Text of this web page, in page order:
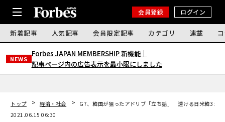
会員登録 ログイン
新着記事 人気記事 会員限定記事 カテゴリ 連載
NEWS
Forbes JAPAN MEMBERSHIP 新機能｜
記事ページ内の広告表示を最小限にしました
トップ 経済・社会
G7、韓国が狙ったアドリブ「立ち話」 透ける日米韓3カ国
2021.06.15 06:30